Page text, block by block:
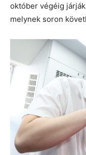
október végéig
melynek soron